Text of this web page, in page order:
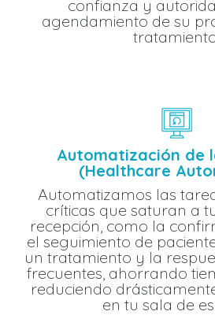
confianza y
agendamiento de su
Automatización de
(Healthcare
Automatizamos las
críticas que saturan a
recepción, como la
el seguimiento de
un tratamiento y la
frecuentes, ahorrando
reduciendo
en tu sala de